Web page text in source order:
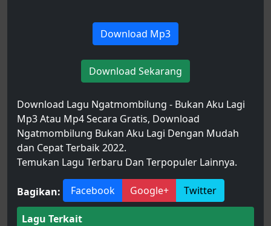
Download Mp3
Download Sekarang
Download Lagu Ngatmombilung - Bukan Aku Lagi
Mp3 Atau Mp4 Secara Gratis, Download
Ngatmombilung Bukan Aku Lagi Dengan Mudah
dan Cepat Terbaik 2022.
Temukan Lagu Terbaru Dan Terpopuler Lainnya.
Bagikan: Facebook Google+ Twitter
Lagu Terkait